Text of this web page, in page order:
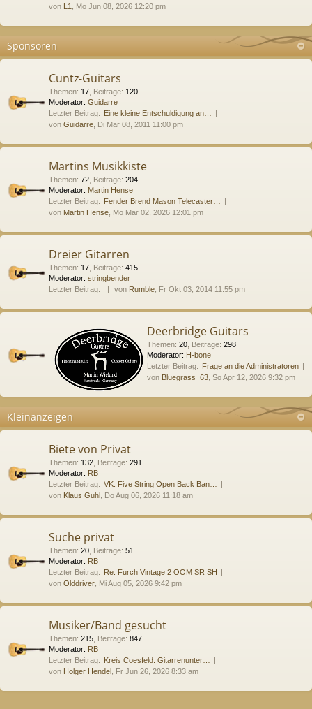
von L1 , Mo Jun 08, 2026 12:20 pm
Sponsoren
Cuntz-Guitars
Themen: 17 Beiträge: 120
Moderator: Guidarre
Letzter Beitrag: Eine kleine Entschuldigung an…
von Guidarre , Di Mär 08, 2011 11:00 pm
Martins Musikkiste
Themen: 72 Beiträge: 204
Moderator: Martin Hense
Letzter Beitrag: Fender Brend Mason Telecaster…
von Martin Hense , Mo Mär 02, 2026 12:01 pm
Dreier Gitarren
Themen: 17 Beiträge: 415
Moderator: stringbender
Letzter Beitrag:
von Rumble , Fr Okt 03, 2014 11:55 pm
Deerbridge Guitars
Themen: 20 Beiträge: 298
Moderator: H-bone
Letzter Beitrag: Frage an die Administratoren
von Bluegrass_63 , So Apr 12, 2026 9:32 pm
Kleinanzeigen
Biete von Privat
Themen: 132 Beiträge: 291
Moderator: RB
Letzter Beitrag: VK: Five String Open Back Ban…
von Klaus Guhl , Do Aug 06, 2026 11:18 am
Suche privat
Themen: 20 Beiträge: 51
Moderator: RB
Letzter Beitrag: Re: Furch Vintage 2 OOM SR SH
von Olddriver , Mi Aug 05, 2026 9:42 pm
Musiker/Band gesucht
Themen: 215 Beiträge: 847
Moderator: RB
Letzter Beitrag: Kreis Coesfeld: Gitarrenunter…
von Holger Hendel , Fr Jun 26, 2026 8:33 am